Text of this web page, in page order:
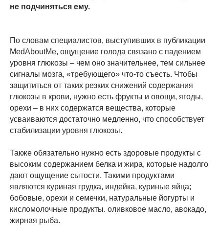
не подчиняться ему.
По словам специалистов, выступивших в публикации
MedAboutMe, ощущение голода связано с падением
уровня глюкозы – чем оно значительнее, тем сильнее
сигналы мозга, «требующего» что-то съесть. Чтобы
защититься от таких резких снижений содержания
глюкозы в крови, нужно есть фрукты и овощи, ягоды,
орехи – в них содержатся вещества, которые
усваиваются достаточно медленно, что способствует
стабилизации уровня глюкозы.
Также обязательно нужно есть здоровые продукты с
высоким содержанием белка и жира, которые надолго
дают ощущение сытости. Такими продуктами
являются куриная грудка, индейка, куриные яйца;
бобовые, орехи и семечки, натуральные йогурты и
кисломолочные продукты. оливковое масло, авокадо,
жирная рыба.